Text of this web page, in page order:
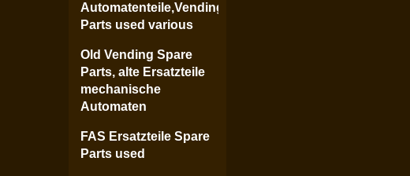
Automatenteile,Vending
Parts used various
Old Vending Spare
Parts, alte Ersatzteile
mechanische
Automaten
FAS Ersatzteile Spare
Parts used